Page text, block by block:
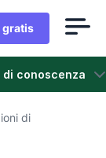
gratis
di conoscenza
di